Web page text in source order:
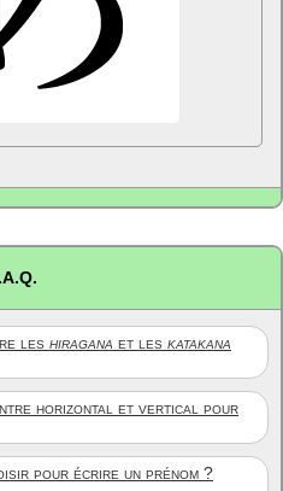
les hiragana et les katakana
horizontal et vertical pour
pour écrire un prénom ?